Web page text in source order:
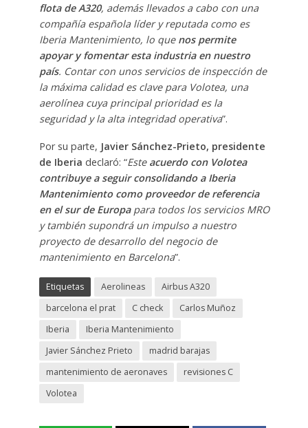
flota de A320, además llevados a cabo con una
compañía española líder y reputada como es
Iberia Mantenimiento, lo que nos permite
apoyar y fomentar esta industria en nuestro
país. Contar con unos servicios de inspección de
la máxima calidad es clave para Volotea, una
aerolínea cuya principal prioridad es la
seguridad y la alta integridad operativa”.
Por su parte, Javier Sánchez-Prieto, presidente
de Iberia declaró: “Este acuerdo con Volotea
contribuye a seguir consolidando a Iberia
Mantenimiento como proveedor de referencia
en el sur de Europapara todos los servicios MRO
y también supondrá un impulso a nuestro
proyecto de desarrollo del negocio de
mantenimiento en Barcelona”.
Etiquetas Aerolineas
Airbus A320
barcelona el prat
C check
Carlos Muñoz
Iberia
Iberia Mantenimiento
Javier Sánchez Prieto
madrid barajas
mantenimiento de aeronaves
revisiones C
Volotea